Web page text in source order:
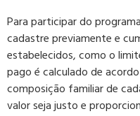
Para participar do
cadastre previamente e
estabelecidos, como o
pago é calculado de
composição familiar de
valor seja justo e